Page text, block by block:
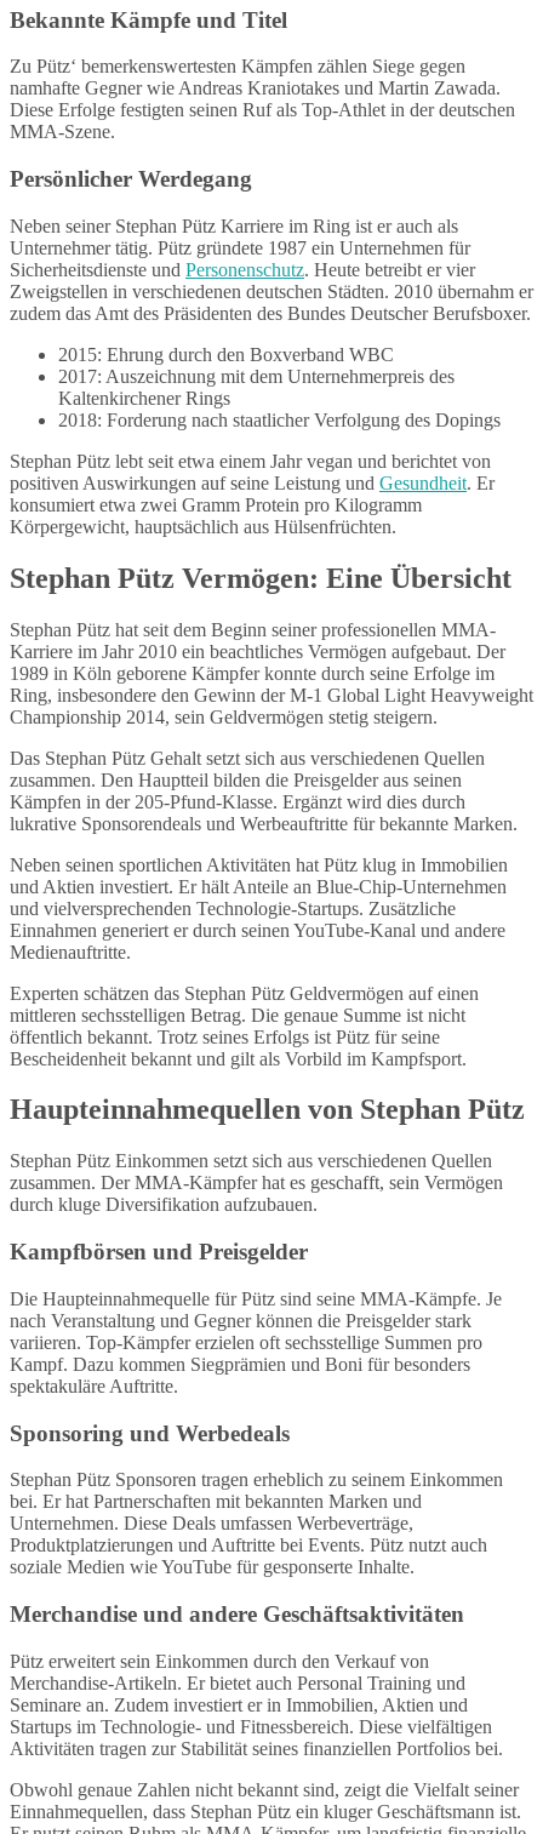
Bekannte Kämpfe und Titel
Zu Pütz‘ bemerkenswertesten Kämpfen zählen Siege gegen
namhafte Gegner wie Andreas Kraniotakes und Martin Zawada.
Diese Erfolge festigten seinen Ruf als Top-Athlet in der deutschen
MMA-Szene.
Persönlicher Werdegang
Neben seiner Stephan Pütz Karriere im Ring ist er auch als
Unternehmer tätig. Pütz gründete 1987 ein Unternehmen für
Sicherheitsdienste und Personenschutz. Heute betreibt er vier
Zweigstellen in verschiedenen deutschen Städten. 2010 übernahm er
zudem das Amt des Präsidenten des Bundes Deutscher Berufsboxer.
2015: Ehrung durch den Boxverband WBC
2017: Auszeichnung mit dem Unternehmerpreis des
Kaltenkirchener Rings
2018: Forderung nach staatlicher Verfolgung des Dopings
Stephan Pütz lebt seit etwa einem Jahr vegan und berichtet von
positiven Auswirkungen auf seine Leistung und Gesundheit. Er
konsumiert etwa zwei Gramm Protein pro Kilogramm
Körpergewicht, hauptsächlich aus Hülsenfrüchten.
Stephan Pütz Vermögen: Eine Übersicht
Stephan Pütz hat seit dem Beginn seiner professionellen MMA-
Karriere im Jahr 2010 ein beachtliches Vermögen aufgebaut. Der
1989 in Köln geborene Kämpfer konnte durch seine Erfolge im
Ring, insbesondere den Gewinn der M-1 Global Light Heavyweight
Championship 2014, sein Geldvermögen stetig steigern.
Das Stephan Pütz Gehalt setzt sich aus verschiedenen Quellen
zusammen. Den Hauptteil bilden die Preisgelder aus seinen
Kämpfen in der 205-Pfund-Klasse. Ergänzt wird dies durch
lukrative Sponsorendeals und Werbeauftritte für bekannte Marken.
Neben seinen sportlichen Aktivitäten hat Pütz klug in Immobilien
und Aktien investiert. Er hält Anteile an Blue-Chip-Unternehmen
und vielversprechenden Technologie-Startups. Zusätzliche
Einnahmen generiert er durch seinen YouTube-Kanal und andere
Medienauftritte.
Experten schätzen das Stephan Pütz Geldvermögen auf einen
mittleren sechsstelligen Betrag. Die genaue Summe ist nicht
öffentlich bekannt. Trotz seines Erfolgs ist Pütz für seine
Bescheidenheit bekannt und gilt als Vorbild im Kampfsport.
Haupteinnahmequellen von Stephan Pütz
Stephan Pütz Einkommen setzt sich aus verschiedenen Quellen
zusammen. Der MMA-Kämpfer hat es geschafft, sein Vermögen
durch kluge Diversifikation aufzubauen.
Kampfbörsen und Preisgelder
Die Haupteinnahmequelle für Pütz sind seine MMA-Kämpfe. Je
nach Veranstaltung und Gegner können die Preisgelder stark
variieren. Top-Kämpfer erzielen oft sechsstellige Summen pro
Kampf. Dazu kommen Siegprämien und Boni für besonders
spektakuläre Auftritte.
Sponsoring und Werbedeals
Stephan Pütz Sponsoren tragen erheblich zu seinem Einkommen
bei. Er hat Partnerschaften mit bekannten Marken und
Unternehmen. Diese Deals umfassen Werbeverträge,
Produktplatzierungen und Auftritte bei Events. Pütz nutzt auch
soziale Medien wie YouTube für gesponserte Inhalte.
Merchandise und andere Geschäftsaktivitäten
Pütz erweitert sein Einkommen durch den Verkauf von
Merchandise-Artikeln. Er bietet auch Personal Training und
Seminare an. Zudem investiert er in Immobilien, Aktien und
Startups im Technologie- und Fitnessbereich. Diese vielfältigen
Aktivitäten tragen zur Stabilität seines finanziellen Portfolios bei.
Obwohl genaue Zahlen nicht bekannt sind, zeigt die Vielfalt seiner
Einnahmequellen, dass Stephan Pütz ein kluger Geschäftsmann ist.